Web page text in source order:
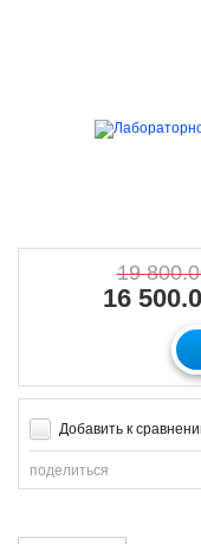
19
16
Добавить к
поделиться